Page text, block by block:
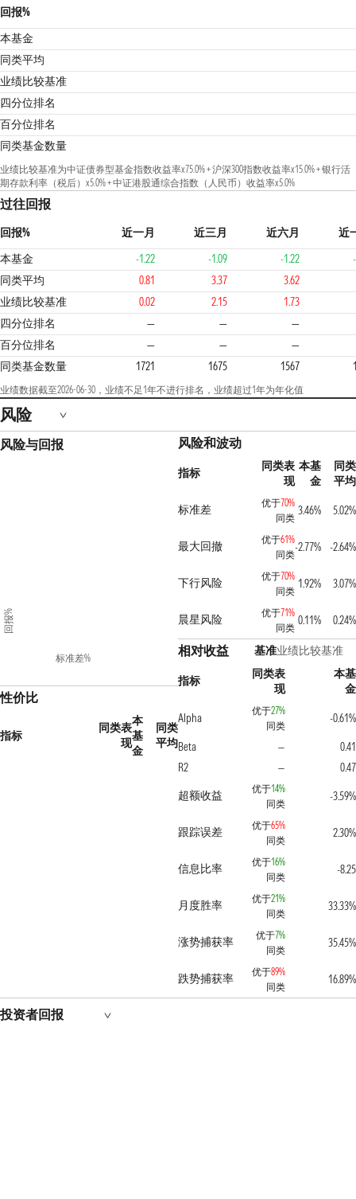
回报%
本基金
同类平均
业绩比较基准
四分位排名
4
百分位排名
同类基金数量
业绩比较基准为中证债券型基金指数收益率x75.0% + 沪深300指数收益率x15.0% + 银行活
期存款利率（税后）x5.0% + 中证港股通综合指数（人民币）收益率x5.0%
过往回报
回报% 近一月 近三月 近六月
近
本基金
-1.22 -1.09 -1.22
同类平均
0.81 3.37
3.62
业绩比较基准
0.02 2.15
1.73
四分位排名
— — —
4
百分位排名 — —
—
同类基金数量
1721 1675 1567
业绩数据截至2026-06-30，业绩不足1年不进行排名，业绩超过1年为年化值
风险
风险与回报
标准差%
回报%
性价比
指标
同类表
现
本
基
金
同类
平均
风险和波动
指标
同类表
现
本基
金
同类
平均
标准差
优于70%
同类
3.46% 5.02%
最大回撤 优于61%
同类
-2.77% -2.64%
下行风险 优于70%
同类
1.92% 3.07%
晨星风险 优于71%
同类
0.11% 0.24%
相对收益 基准业绩比较基准
指标
同类表
现
本基
金
Alpha
优于27%
同类
-0.61%
Beta
—
0.41
R2
—
0.47
超额收益
优于14%
同类
-3.59%
跟踪误差 优于65%
同类
2.30%
信息比率 优于16%
同类
-8.25
月度胜率 优于21%
同类
33.33%
涨势捕获率 优于7%
同类
35.45%
跌势捕获率 优于89%
同类
16.89%
投资者回报